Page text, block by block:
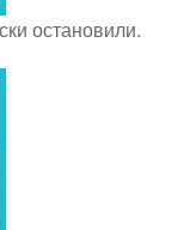
остановили.